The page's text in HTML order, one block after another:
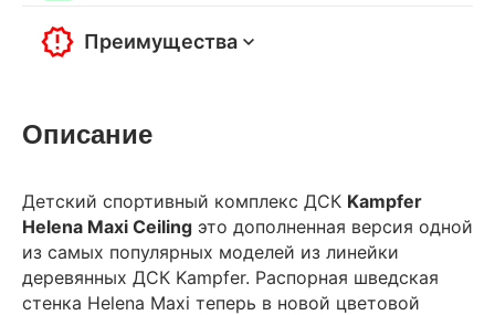
Преимущества
Описание
Детский спортивный комплекс ДСК Kampfer
Helena Maxi Ceiling это дополненная версия одной
из самых популярных моделей из линейки
деревянных ДСК Kampfer. Распорная шведская
стенка Helena Maxi теперь в новой цветовой